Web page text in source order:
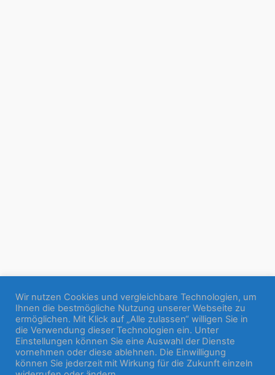
Wir nutzen Cookies und vergleichbare Technologien, um
Ihnen die bestmögliche Nutzung unserer Webseite zu
ermöglichen. Mit Klick auf „Alle zulassen“ willigen Sie in
die Verwendung dieser Technologien ein. Unter
Einstellungen können Sie eine Auswahl der Dienste
vornehmen oder diese ablehnen. Die Einwilligung
können Sie jederzeit mit Wirkung für die Zukunft einzeln